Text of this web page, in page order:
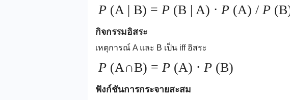
P (A | B) = P (B | A) ⋅ P (A) / P
กิจกรรมอิสระ
เหตุการณ์ A และ B เป็น iff อิสระ
P (A∩B) = P (A) ⋅ P (B)
ฟังก์ชันการกระจายสะสม